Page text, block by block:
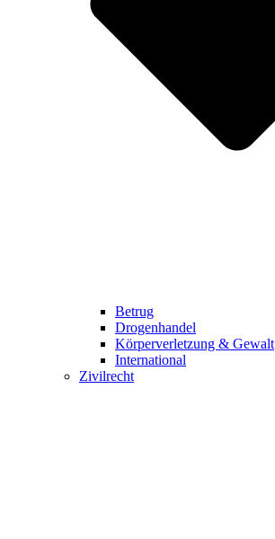
Betrug
Drogenhandel
Körperverletzung & Gewalt
International
Zivilrecht